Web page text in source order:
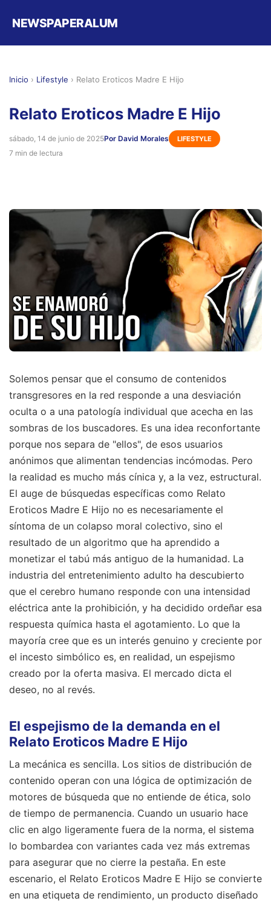
NEWSPAPERALUM
Inicio › Lifestyle › Relato Eroticos Madre E Hijo
Relato Eroticos Madre E Hijo
sábado, 14 de junio de 2025Por David Morales LIFESTYLE
7 min de lectura
Solemos pensar que el consumo de contenidos
transgresores en la red responde a una desviación
oculta o a una patología individual que acecha en las
sombras de los buscadores. Es una idea reconfortante
porque nos separa de "ellos", de esos usuarios
anónimos que alimentan tendencias incómodas. Pero
la realidad es mucho más cínica y, a la vez, estructural.
El auge de búsquedas específicas como Relato
Eroticos Madre E Hijo no es necesariamente el
síntoma de un colapso moral colectivo, sino el
resultado de un algoritmo que ha aprendido a
monetizar el tabú más antiguo de la humanidad. La
industria del entretenimiento adulto ha descubierto
que el cerebro humano responde con una intensidad
eléctrica ante la prohibición, y ha decidido ordeñar esa
respuesta química hasta el agotamiento. Lo que la
mayoría cree que es un interés genuino y creciente por
el incesto simbólico es, en realidad, un espejismo
creado por la oferta masiva. El mercado dicta el
deseo, no al revés.
El espejismo de la demanda en el
Relato Eroticos Madre E Hijo
La mecánica es sencilla. Los sitios de distribución de
contenido operan con una lógica de optimización de
motores de búsqueda que no entiende de ética, solo
de tiempo de permanencia. Cuando un usuario hace
clic en algo ligeramente fuera de la norma, el sistema
lo bombardea con variantes cada vez más extremas
para asegurar que no cierre la pestaña. En este
escenario, el Relato Eroticos Madre E Hijo se convierte
en una etiqueta de rendimiento, un producto diseñado